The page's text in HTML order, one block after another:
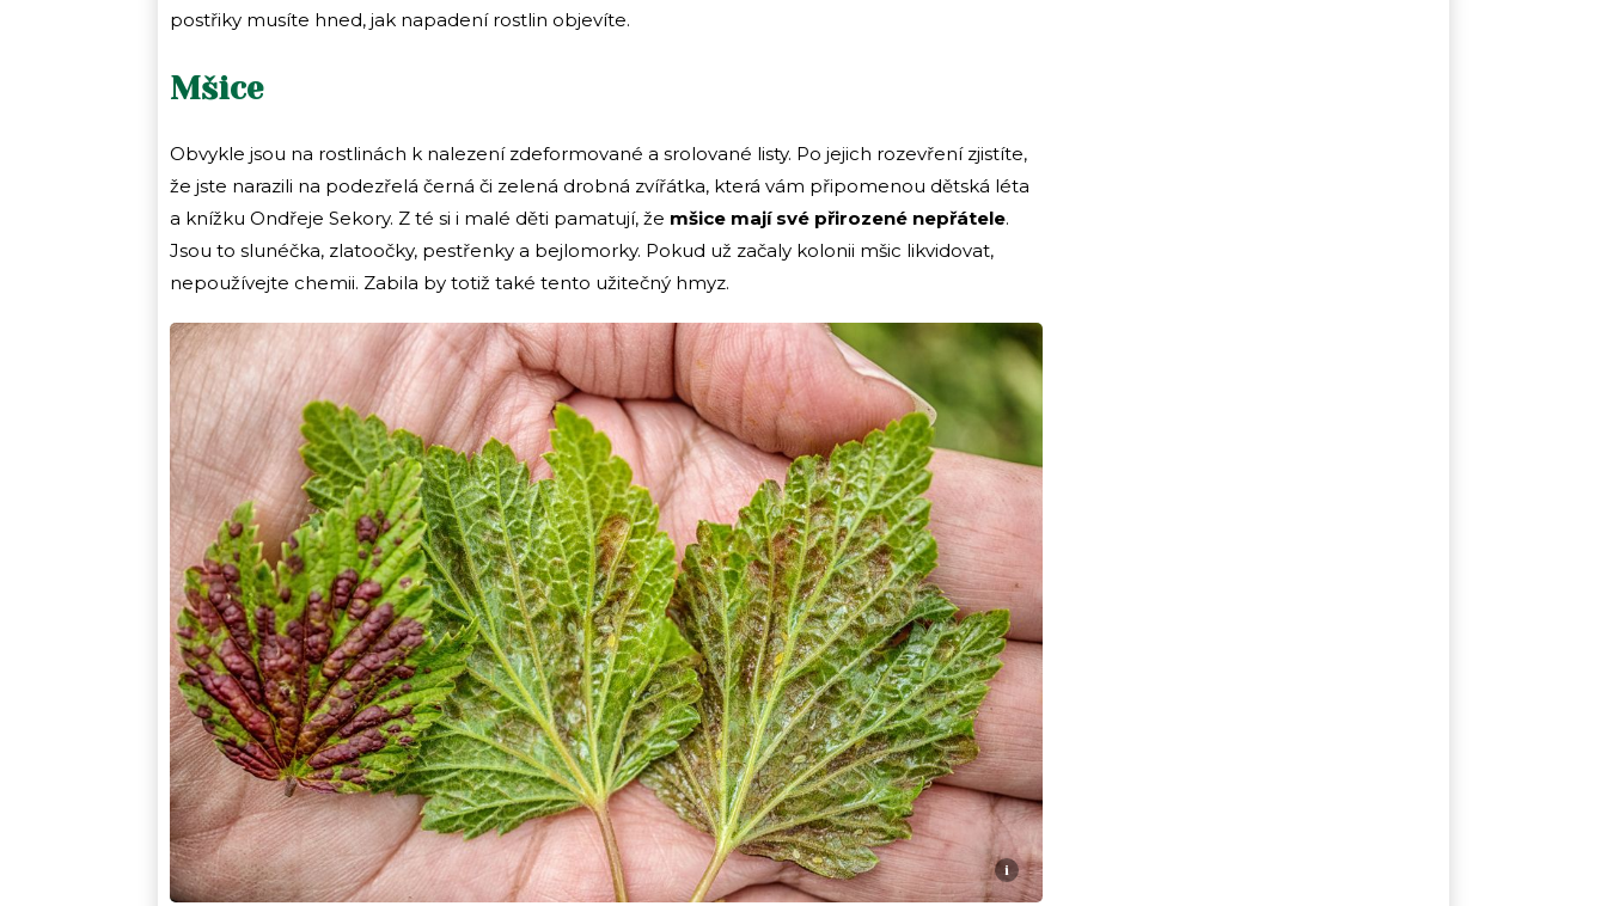
postřiky musíte hned, jak napadení rostlin objevíte.
Mšice
Obvykle jsou na rostlinách k nalezení zdeformované a srolované listy. Po jejich rozevření zjistíte,
že jste narazili na podezřelá černá či zelená drobná zvířátka, která vám připomenou dětská léta
a knížku Ondřeje Sekory. Z té si i malé děti pamatují, že mšice mají své přirozené nepřátele.
Jsou to slunéčka, zlatoočky, pestřenky a bejlomorky. Pokud už začaly kolonii mšic likvidovat,
nepoužívejte chemii. Zabila by totiž také tento užitečný hmyz.
i